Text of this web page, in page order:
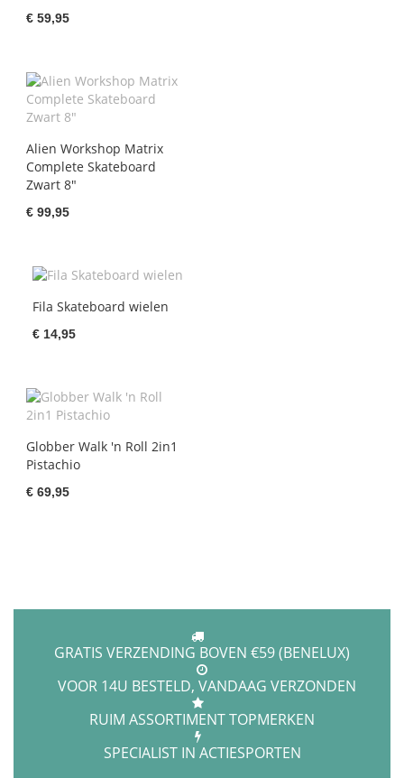
€ 59,95
Alien Workshop Matrix
Complete Skateboard
Zwart 8"
€ 99,95
Fila Skateboard wielen
€ 14,95
Globber Walk 'n Roll 2in1
Pistachio
€ 69,95
GRATIS VERZENDING BOVEN €59 (BENELUX)
VOOR 14U BESTELD, VANDAAG VERZONDEN
RUIM ASSORTIMENT TOPMERKEN
SPECIALIST IN ACTIESPORTEN